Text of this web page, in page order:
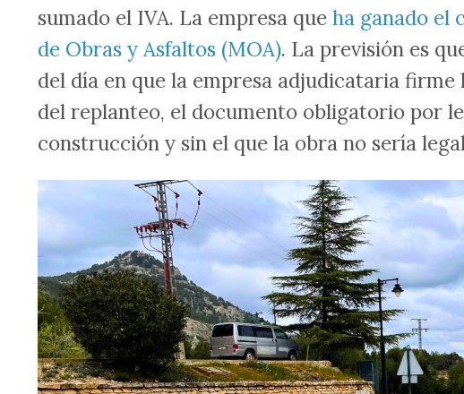
sumado el IVA. La empresa que ha ganado el
de Obras y Asfaltos (MOA). La previsión es
del día en que la empresa adjudicataria
del replanteo, el documento obligatorio por
construcción y sin el que la obra no sería